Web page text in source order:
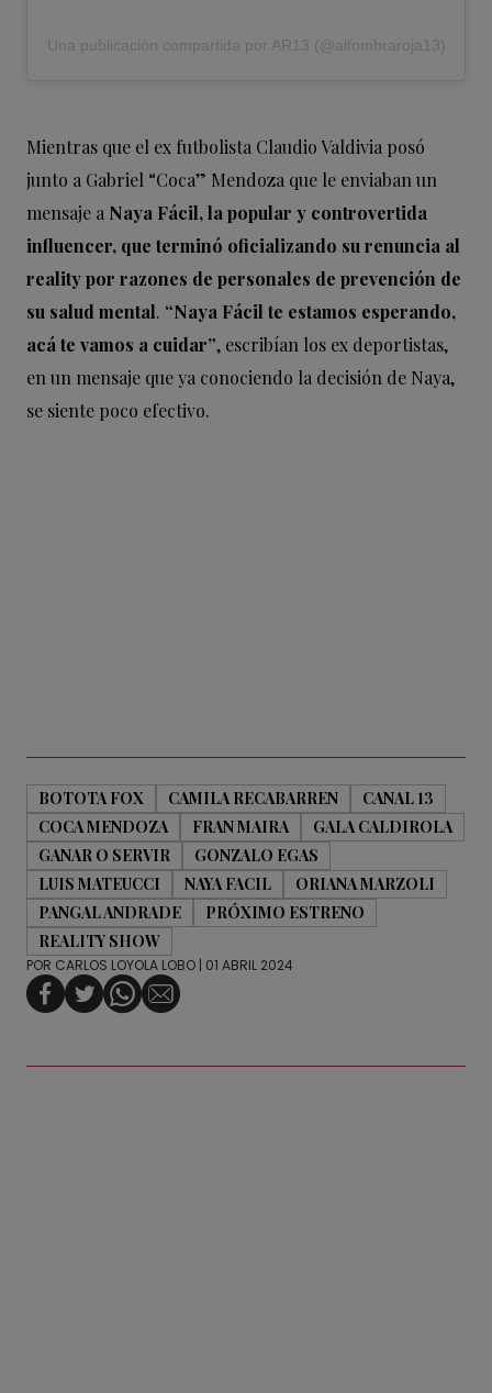
Una publicación compartida por AR13 (@alfombraroja13)
Mientras que el ex futbolista Claudio Valdivia posó
junto a Gabriel “Coca” Mendoza que le enviaban un
mensaje a Naya Fácil, la popular y controvertida
influencer, que terminó oficializando su renuncia al
reality por razones de personales de prevención de
su salud mental. “Naya Fácil te estamos esperando,
acá te vamos a cuidar”, escribían los ex deportistas,
en un mensaje que ya conociendo la decisión de Naya,
se siente poco efectivo.
BOTOTA FOX CAMILA RECABARREN
CANAL 13
COCA MENDOZA
FRAN MAIRA
GALA CALDIROLA
GANAR O SERVIR
GONZALO EGAS
LUIS MATEUCCI
NAYA FACIL
ORIANA MARZOLI
PANGAL ANDRADE
PRÓXIMO ESTRENO
REALITY SHOW
POR CARLOS LOYOLA LOBO | 01 ABRIL 2024